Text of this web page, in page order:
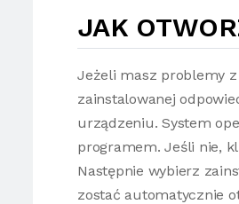
JAK
Jeżeli masz problemy
zainstalowanej
urządzeniu. System
programem. Jeśli nie,
Następnie wybierz
zostać automatycznie